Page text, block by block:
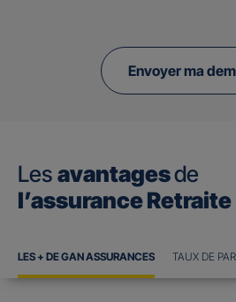
Envoyer ma
Les avantagesde
l’assurance Retraite
LES + DE GAN ASSURANCES TAUX DE